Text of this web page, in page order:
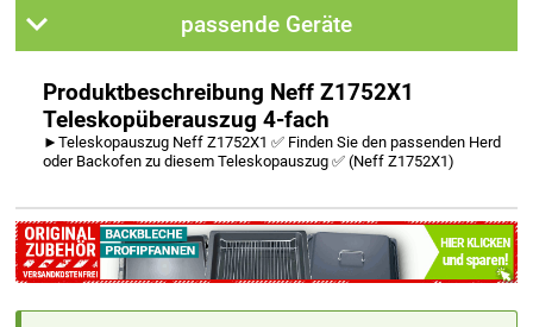
passende Geräte
Produktbeschreibung Neff Z1752X1
Teleskopüberauszug 4-fach
►Teleskopauszug Neff Z1752X1 ✅ Finden Sie den passenden Herd
oder Backofen zu diesem Teleskopauszug ✅ (Neff Z1752X1)